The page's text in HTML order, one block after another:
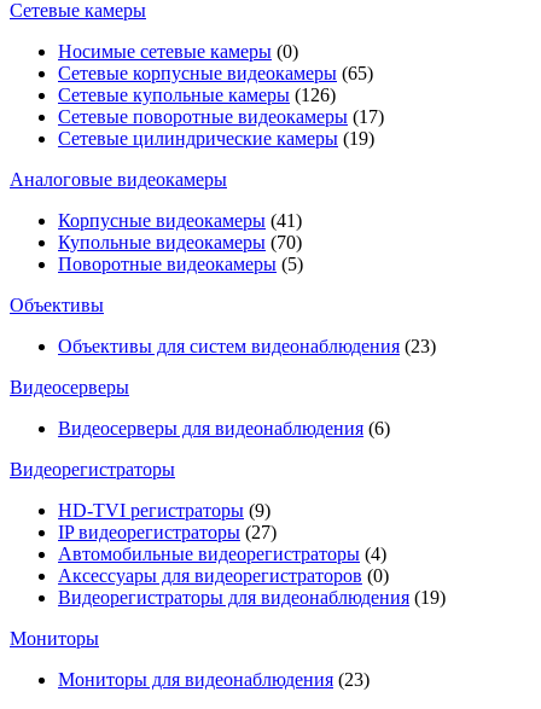
Сетевые камеры
Носимые сетевые камеры (0)
Сетевые корпусные видеокамеры (65)
Сетевые купольные камеры (126)
Сетевые поворотные видеокамеры (17)
Сетевые цилиндрические камеры (19)
Аналоговые видеокамеры
Корпусные видеокамеры (41)
Купольные видеокамеры (70)
Поворотные видеокамеры (5)
Объективы
Объективы для систем видеонаблюдения (23)
Видеосерверы
Видеосерверы для видеонаблюдения (6)
Видеорегистраторы
HD-TVI регистраторы (9)
IP видеорегистраторы (27)
Автомобильные видеорегистраторы (4)
Аксессуары для видеорегистраторов (0)
Видеорегистраторы для видеонаблюдения (19)
Мониторы
Мониторы для видеонаблюдения (23)